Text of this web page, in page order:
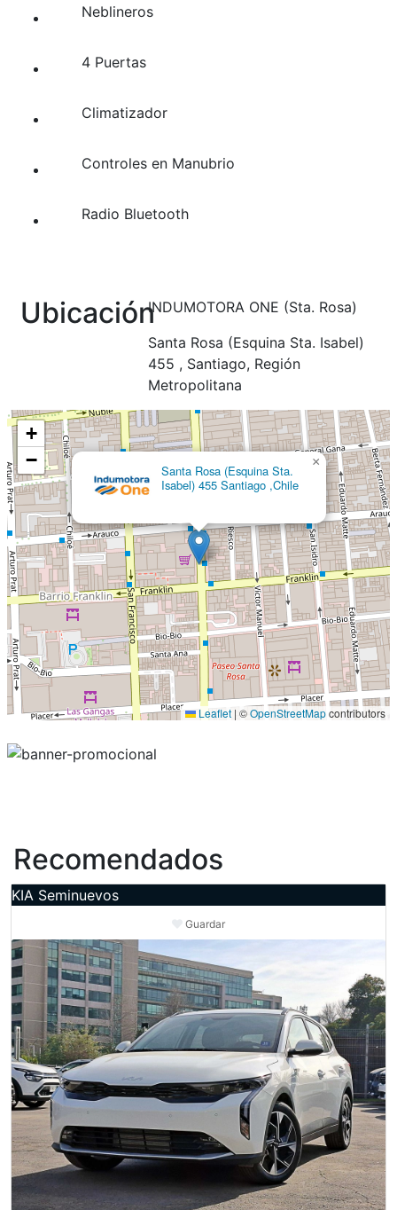
Neblineros
4 Puertas
Climatizador
Controles en Manubrio
Radio Bluetooth
UbicaciónINDUMOTORA ONE (Sta. Rosa)
Santa Rosa (Esquina Sta. Isabel)
455 , Santiago, Región
Metropolitana
Santa Rosa (Esquina Sta.
Isabel) 455 Santiago ,Chile
×
+
−
Leaflet | ©OpenStreetMapcontributors
Recomendados
KIA Seminuevos
Guardar